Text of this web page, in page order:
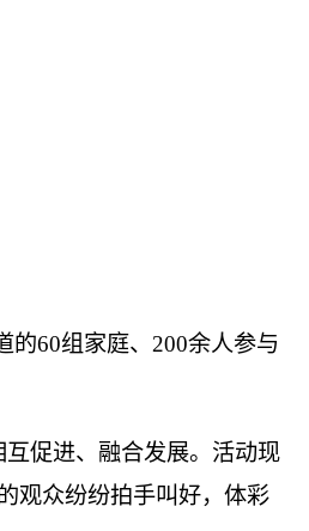
的60组家庭、200余人参与
促进、融合发展。活动现
观众纷纷拍手叫好，体彩